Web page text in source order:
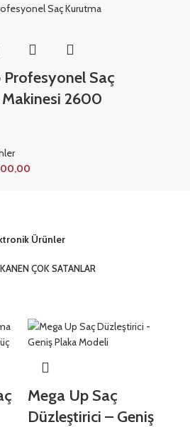
Profesyonel Saç
2600
Ürünler
EN ÇOK SATANLAR
Mega Up Saç
Düzleştirici – Geniş